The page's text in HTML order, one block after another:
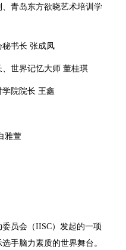
青岛东方欲晓艺术培训学
秘书长 张成凤
世界记忆大师 董桂琪
院院长 王鑫
雅萱
员会（IISC）发起的一项
手脑力素质的世界舞台。